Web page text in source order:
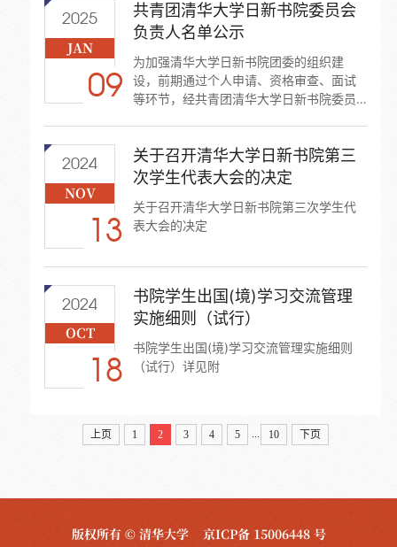
笔划排列）
2025
JAN
09
共青团清华大学日新书院委员会
负责人名单公示
为加强清华大学日新书院团委的组织建
设，前期通过个人申请、资格审查、面试
等环节，经共青团清华大学日新书院委员
华大学日新书院团委副书记。
2024
NOV
13
关于召开清华大学日新书院第三
次学生代表大会的决定
关于召开清华大学日新书院第三次学生代
表大会的决定
2024
OCT
18
书院学生出国(境)学习交流管理
实施细则（试行）
书院学生出国(境)学习交流管理实施细则
（试行）详见附
上页 1 2 3 4 5 ... 10 下页
版权所有 © 清华大学 京ICP备 15006448 号